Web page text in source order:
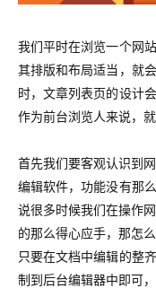
我们平时在浏览一个网
其排版和布局适当，就
时，文章列表页的设计
作为前台浏览人来说，
首先我们要客观认识到
编辑软件，功能没有那
说很多时候我们在操作
的那么得心应手，那怎
只要在文档中编辑的整
制到后台编辑器中即可